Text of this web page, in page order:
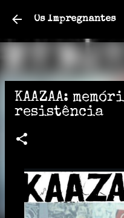
Pular para o
Os Impregnantes
KAAZAA:
resistência